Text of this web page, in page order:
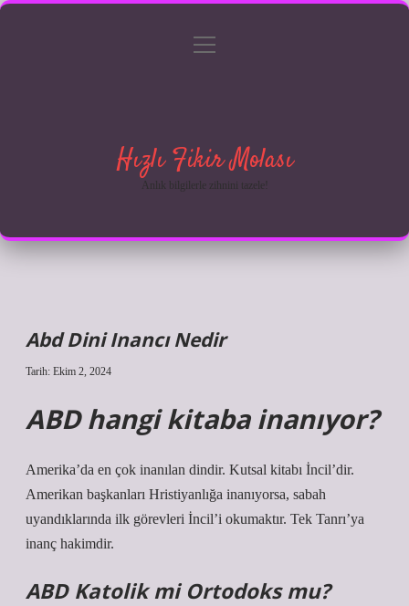
Gizlilik Politikası
menüyü
Hızlı Fikir Molası
Anlık bilgilerle zihnini tazele!
Abd Dini Inancı Nedir
Tarih: Ekim 2, 2024
ABD hangi kitaba inanıyor?
Amerika’da en çok inanılan dindir. Kutsal kitabı İncil’dir.
Amerikan başkanları Hristiyanlığa inanıyorsa, sabah
uyandıklarında ilk görevleri İncil’i okumaktır. Tek Tanrı’ya
inanç hakimdir.
ABD Katolik mi Ortodoks mu?